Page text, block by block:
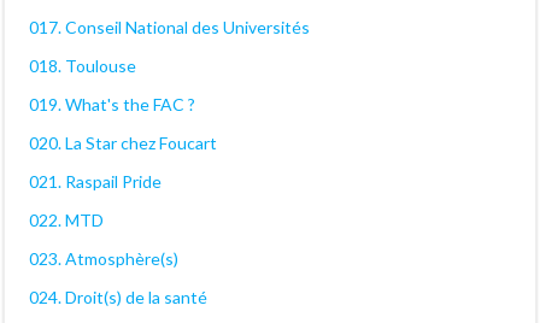
017. Conseil National des Universités
018. Toulouse
019. What's the FAC ?
020. La Star chez Foucart
021. Raspail Pride
022. MTD
023. Atmosphère(s)
024. Droit(s) de la santé